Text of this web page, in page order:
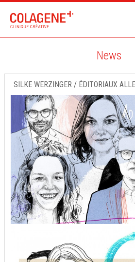
News
SILKE WERZINGER / ÉDITORIAUX